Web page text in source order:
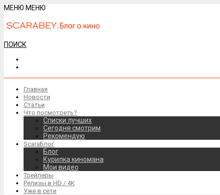
МЕНЮ МЕНЮ
ПОИСК
Главная
Новости
Статьи
Что посмотреть?
Списки лучших
Сегодня смотрим
Рекомендую
ScaraБлог
Блог
Курилка киномана
Мои видео
Трейлеры
Релизы в HD / 4К
Уже в сети